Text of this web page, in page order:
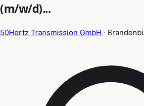
(m/w/d)...
50Hertz Transmission GmbH ·